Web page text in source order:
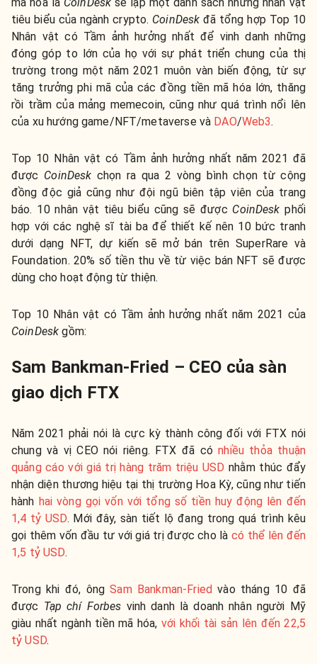
tiêu biểu của ngành crypto. CoinDesk đã tổng hợp Top 10
Nhân vật có Tầm ảnh hưởng nhất để vinh danh những
đóng góp to lớn của họ với sự phát triển chung của thị
trường trong một năm 2021 muôn vàn biến động, từ sự
tăng trưởng phi mã của các đồng tiền mã hóa lớn, thăng
rồi trầm của mảng memecoin, cũng như quá trình nổi lên
của xu hướng game/NFT/metaverse và DAO/Web3.
Top 10 Nhân vật có Tầm ảnh hưởng nhất năm 2021 đã
được CoinDeskchọn ra qua 2 vòng bình chọn từ cộng
đồng độc giả cũng như đội ngũ biên tập viên của trang
báo. 10 nhân vật tiêu biểu cũng sẽ được CoinDeskphối
hợp với các nghệ sĩ tài ba để thiết kế nên 10 bức tranh
dưới dạng NFT, dự kiến sẽ mở bán trên SuperRare và
Foundation. 20% số tiền thu về từ việc bán NFT sẽ được
dùng cho hoạt động từ thiện.
Top 10 Nhân vật có Tầm ảnh hưởng nhất năm 2021 của
CoinDesk gồm:
Sam Bankman-Fried – CEO của sàn
giao dịch FTX
Năm 2021 phải nói là cực kỳ thành công đối với FTX nói
chung và vị CEO nói riêng. FTX đã cónhiều thỏa thuận
quảng cáo với giá trị hàng trăm triệu USD nhằm thúc đẩy
nhận diện thương hiệu tại thị trường Hoa Kỳ, cũng như tiến
hành hai vòng gọi vốn với tổng số tiền huy động lên đến
1,4 tỷ USD. Mới đây, sàn tiết lộ đang trong quá trình kêu
gọi thêm vốn đầu tư với giá trị được cho là có thể lên đến
1,5 tỷ USD.
Trong khi đó, ôngSam Bankman-Fried vào tháng 10 đã
được Tạp chí Forbes vinh danh là doanh nhân người Mỹ
giàu nhất ngành tiền mã hóa, với khối tài sản lên đến 22,5
tỷ USD.